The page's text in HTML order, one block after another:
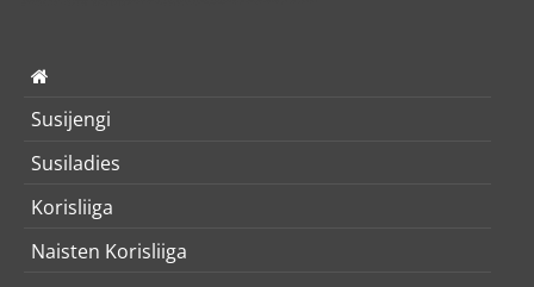
Susijengi
Susiladies
Korisliiga
Naisten Korisliiga